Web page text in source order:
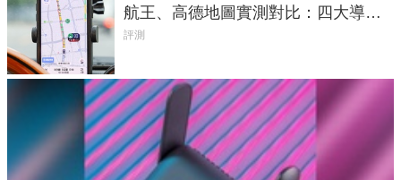
航王、高德地圖實測對比：四大導航
實測懶人包
評測